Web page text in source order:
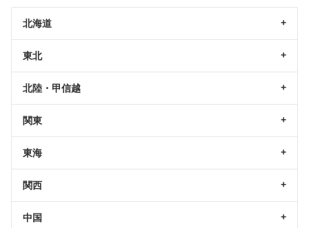
北海道
東北
北陸・甲信越
関東
東海
関西
中国